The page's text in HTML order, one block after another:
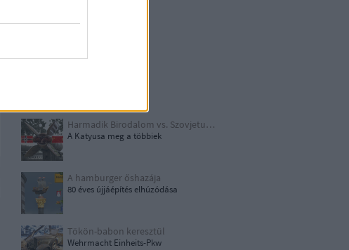
Harmadik Birodalom vs. Szovjetunió
A Katyusa meg a többiek
A hamburger őshazája
80 éves újjáépítés elhúzódása
Tökön-babon keresztül
Wehrmacht Einheits-Pkw